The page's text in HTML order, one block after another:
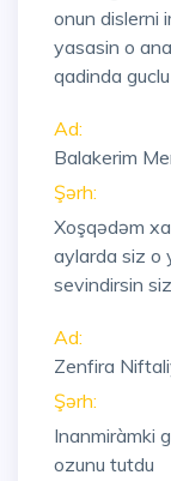
onun dislerni
yasasin o
qadinda
Ad:
Balakerim
Şərh:
Xoşqədəm
aylarda siz o
sevindirsin
Ad:
Zenfira
Şərh:
Inanmiràmki
ozunu tutdu